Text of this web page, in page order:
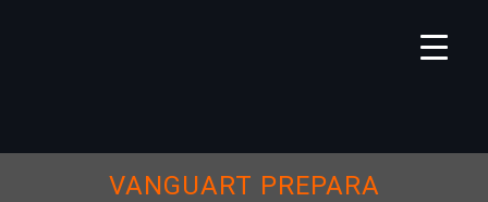
VANGUART PREPARA